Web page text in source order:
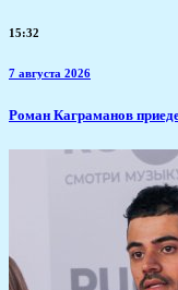
15:32
7 августа 2026
​Роман Каграманов